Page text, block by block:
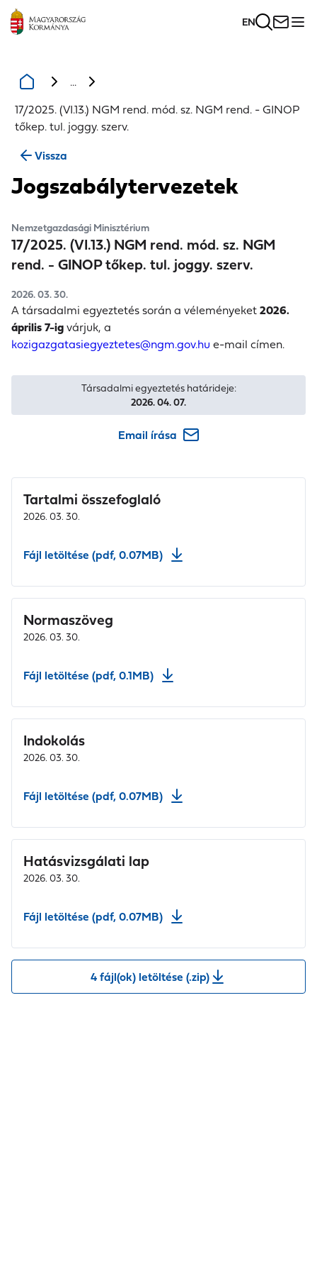
EN
...
17/2025. (VI.13.) NGM rend. mód. sz. NGM rend. - GINOP
tőkep. tul. joggy. szerv.
Vissza
Jogszabálytervezetek
Nemzetgazdasági Minisztérium
17/2025. (VI.13.) NGM rend. mód. sz. NGM
rend. - GINOP tőkep. tul. joggy. szerv.
2026. 03. 30.
A társadalmi egyeztetés során a véleményeket2026.
április 7-igvárjuk, a
kozigazgatasiegyeztetes@ngm.gov.hu e-mail címen.
Társadalmi egyeztetés határideje:
2026. 04. 07.
Email írása
Tartalmi összefoglaló
2026. 03. 30.
Fájl letöltése (pdf, 0.07MB)
Normaszöveg
2026. 03. 30.
Fájl letöltése (pdf, 0.1MB)
Indokolás
2026. 03. 30.
Fájl letöltése (pdf, 0.07MB)
Hatásvizsgálati lap
2026. 03. 30.
Fájl letöltése (pdf, 0.07MB)
4 fájl(ok) letöltése (.zip)